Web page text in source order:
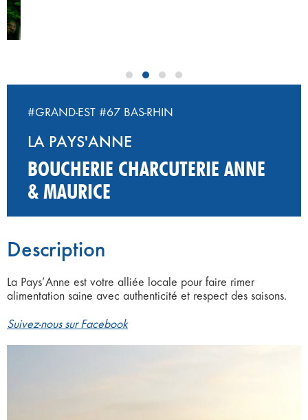
#GRAND-EST #67 BAS-RHIN
LA PAYS'ANNE
BOUCHERIE CHARCUTERIE ANNE
& MAURICE
Description
La Pays’Anne est votre alliée locale pour faire rimer
alimentation saine avec authenticité et respect des saisons.
Suivez-nous sur Facebook